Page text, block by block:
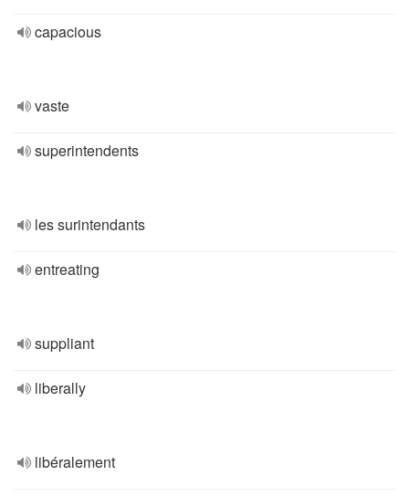
capacious
vaste
superintendents
les surintendants
entreating
suppliant
liberally
libéralement